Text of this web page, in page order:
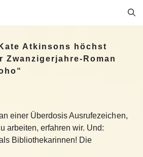
Atkinsons höchst
Zwanzigerjahre-Roman
einer Überdosis Ausrufezeichen,
arbeiten, erfahren wir. Und:
Bibliothekarinnen! Die